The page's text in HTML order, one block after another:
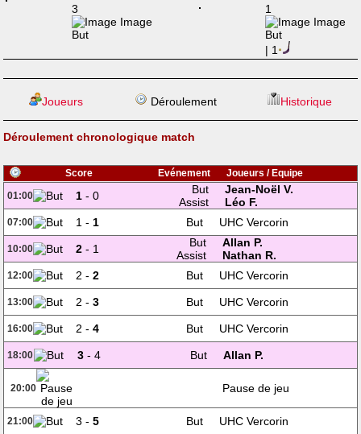
3
1
| 1
Joueurs Déroulement Historique
Déroulement chronologique match
Score Evénement
Joueurs / Equipe
01:00
1 - 0 But
Jean-Noël V.
Assist
Léo F.
07:00 1 - 1 But UHC Vercorin
10:00 2- 1 But
Allan P.
Assist
Nathan R.
12:00 2 - 2 But UHC Vercorin
13:00 2 - 3 But UHC Vercorin
16:00 2 - 4 But UHC Vercorin
18:00 3 - 4 But Allan P.
20:00 Pause de jeu
21:00 3 - 5 But UHC Vercorin